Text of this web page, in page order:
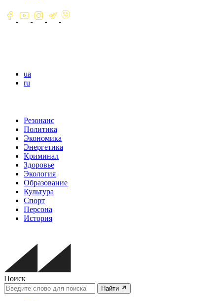
ua
ru
Резонанс
Политика
Экономика
Энергетика
Криминал
Здоровье
Экология
Образование
Культура
Спорт
Персона
История
Поиск
Найти